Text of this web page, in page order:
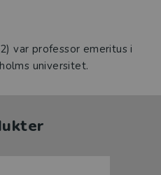
var professor emeritus i
universitet.